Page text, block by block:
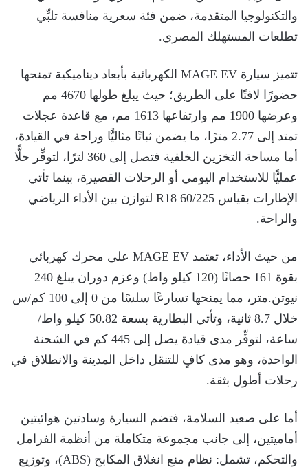
والتكنولوجيا المتقدمة، ضمن فئة سعرية منافسة تلبِّي
تطلعات المستهلك المصري.
تتميز سيارة MAGE EV الكهربائية بأبعاد ديناميكية تمنحها
حضورًا لافتًا على الطريق؛ حيث يبلغ طولها 4670 مم
وعرضها 1900 مم وارتفاعها 1613 مم، مع قاعدة عجلات
تمتد إلى 2.77 مترًا، ما يضمن ثباتًا مثاليًّا وراحة في القيادة،
أما مساحة التخزين الخلفية فتصل إلى 360 لترًا، لتوفِّر حلًّا
عمليًّا للاستخدام اليومي أو الرحلات القصيرة، بينما تأتي
الإطارات بقياس R18 60/225 لتوازن بين الأداء الرياضي
والراحة.
من حيث الأداء، تعتمد MAGE EV على محرك كهربائي
بقوة 161 حصانًا (120 كيلو واط) وعزم دوران يبلغ 240
نيوتن.متر، مما يمنحها تسارعًا سلسًا من 0 إلى 100 كم/س
خلال 8.7 ثانية، وتأتي البطارية بسعة 50.82 كيلو واط/
ساعة، لتوفِّر مدى قيادة يصل إلى 445 كم في الشحنة
الواحدة، وهو مدى كافٍ للتنقل داخل المدينة والانطلاق في
رحلات أطول بثقة.
أما على صعيد السلامة، فتضم السيارة وسادتين هوائيتين
أماميتين، إلى جانب مجموعة متكاملة من أنظمة الفرامل
والتحكم، تشمل: نظام منع انغلاق المكابح (ABS)، وتوزيع